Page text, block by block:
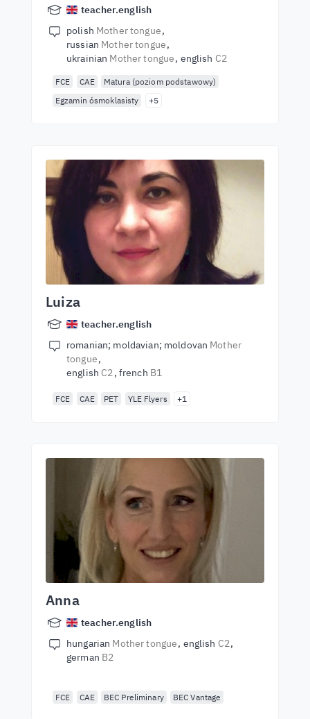
teacher.english
polish Mother tongue
russian Mother tongue
ukrainian Mother tongue english C2
FCE CAE
Matura (poziom podstawowy)
Egzamin ósmoklasisty
+5
Luiza
teacher.english
romanian; moldavian; moldovan Mother
tongue
english C2 french B1
FCE CAE PET YLE Flyers +1
Anna
teacher.english
hungarian Mother tongue english C2
german B2
FCE CAE BEC Preliminary BEC Vantage